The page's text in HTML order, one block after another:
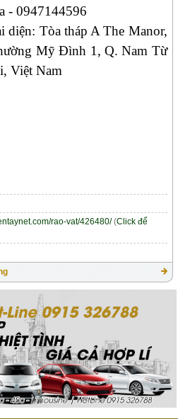
- 0947144596
diện: Tòa tháp A The Manor,
Mỹ Đình 1, Q. Nam Từ
Việt Nam
rao-vat/426480/(Click để